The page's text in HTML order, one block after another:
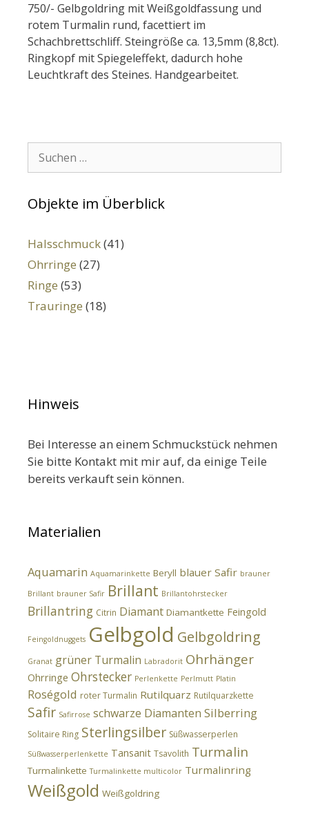
750/- Gelbgoldring mit Weißgoldfassung und
rotem Turmalin rund, facettiert im
Schachbrettschliff. Steingröße ca. 13,5mm (8,8ct).
Ringkopf mit Spiegeleffekt, dadurch hohe
Leuchtkraft des Steines. Handgearbeitet.
Suchen:
Objekte im Überblick
Halsschmuck(41)
Ohrringe (27)
Ringe (53)
Trauringe (18)
Hinweis
Bei Interesse an einem Schmuckstück nehmen
Sie bitte Kontakt mit mir auf, da einige Teile
bereits verkauft sein können.
Materialien
Aquamarin Aquamarinkette Beryll blauer Safir brauner
Brillant brauner Safir Brillant Brillantohrstecker
Brillantring Citrin Diamant Diamantkette Feingold
Feingoldnuggets Gelbgold Gelbgoldring
Granat grüner Turmalin Labradorit Ohrhänger
Ohrringe Ohrstecker Perlenkette Perlmutt Platin
Roségold roter Turmalin Rutilquarz Rutilquarzkette
Safir Safirrose schwarze Diamanten Silberring
Solitaire Ring Sterlingsilber Süßwasserperlen
Süßwasserperlenkette Tansanit Tsavolith Turmalin
Turmalinkette Turmalinkette multicolor Turmalinring
Weißgold Weißgoldring